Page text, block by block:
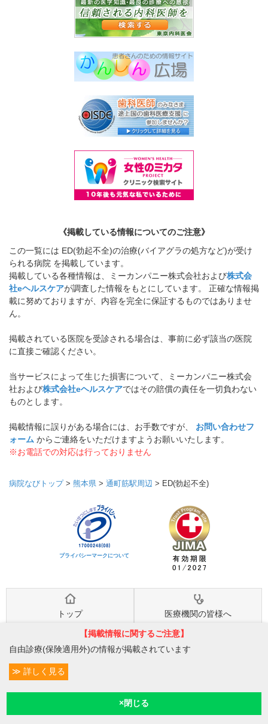
《掲載している情報についてのご注意》
この一覧には ED(勃起不全)の治療(バイアグラの処方など)が受け
られる病院 を掲載しています。
掲載している各種情報は、ミーカンパニー株式会社および株式会
社eヘルスケアが調査した情報をもとにしています。 正確な情報掲
載に努めておりますが、内容を完全に保証するものではありませ
ん。
掲載されている医院を受診される場合は、事前に必ず該当の医院
に直接ご確認ください。
当サービスによって生じた損害について、ミーカンパニー株式会
社および株式会社eヘルスケアではその賠償の責任を一切負わない
ものとします。
掲載情報に誤りがある場合には、お手数ですが、 お問い合わせフ
ォーム からご連絡をいただけますようお願いいたします。
※お電話での対応は行っておりません
病院なびトップ> 熊本県 > 通町筋駅周辺 > ED(勃起不全)
プライバシーマークについて
トップ 医療機関の皆様へ
MediQA 病院なびについて
病院なび利用規約
現在診療
【掲載情報に関するご注意】
自由診療(保険適用外)の情報が掲載されています
詳しく見る